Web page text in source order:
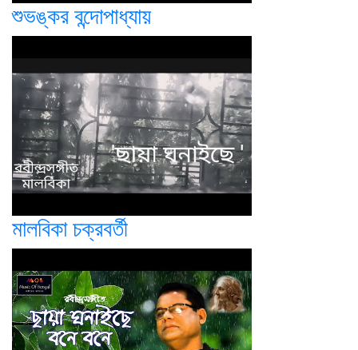
শুভঙ্কর বন্দোপাধ্যায়
মালবিকা চক্রবর্তী